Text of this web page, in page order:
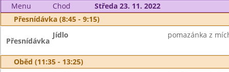
Menu Chod
Středa 23. 11. 2022
Přesnídávka (8:45 - 9:15)
Přesnídávka
Jídlo pomazánka z
Oběd (11:35 - 13:25)